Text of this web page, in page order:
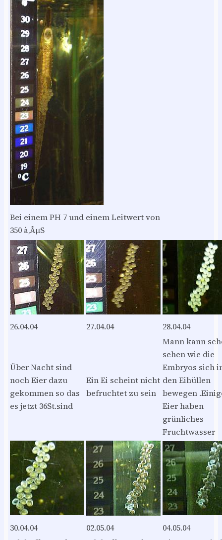
Bei einem PH 7 und einem Leitwert von
350 à‚ÂµS
26.04.04 27.04.04 28.04.04
Über Nacht sind
noch Eier dazu
gekommen so das
es jetzt 36St.sind
Ein Ei scheint nicht
befruchtet zu sein
Mann kann
sehen wie die
Embryos sich
den Eihüllen
bewegen
Eier haben
grünliches
Fruchtwasser
30.04.04 02.05.04
04.05.04